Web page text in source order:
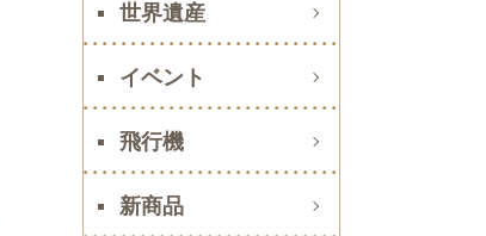
世界遺産
イベント
飛行機
新商品